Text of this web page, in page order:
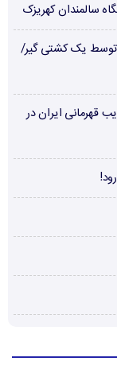
سالمندان کهریزک
توسط یک کشتی گیر/
قهرمانی ایران در